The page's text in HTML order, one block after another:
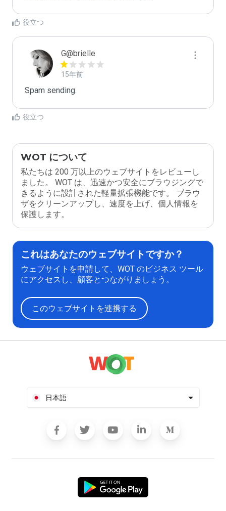
役立つ
G@brielle
15年前
Spam sending.
役立つ
WOT について
私たちは 200 万以上のウェブサイトをレビューし
ました。 WOT は、迅速かつ安全にブラウジングで
きるように設計された軽量拡張機能です。 ブラウ
ザをクリーンアップし、速度を上げ、個人情報を
保護します。
これはあなたのウェブサイトですか？
ウェブサイトを申請して、WOT のビジネス ツール
にアクセスし、顧客とつながりましょう。
このウェブサイトを連携する
日本語